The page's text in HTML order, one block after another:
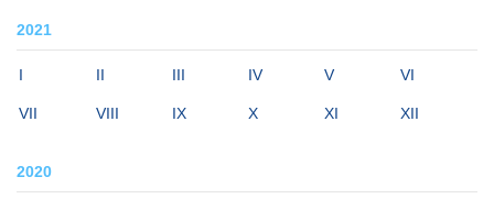
2021
I II III IV V VI
VII VIII IX X XI XII
2020